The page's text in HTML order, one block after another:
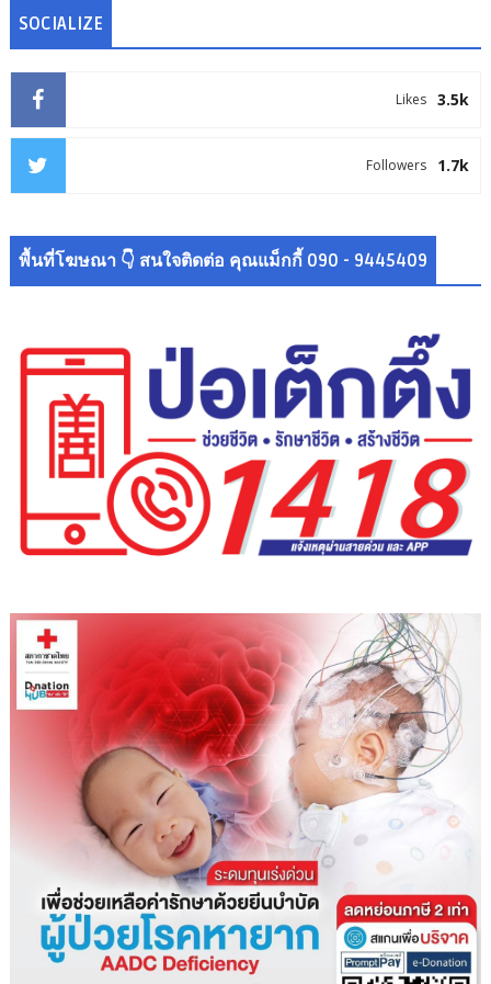
SOCIALIZE
3.5k
Likes
1.7k
Followers
พื้นที่โฆษณา 👇 สนใจติดต่อ คุณแม็กกี้ 090 - 9445409